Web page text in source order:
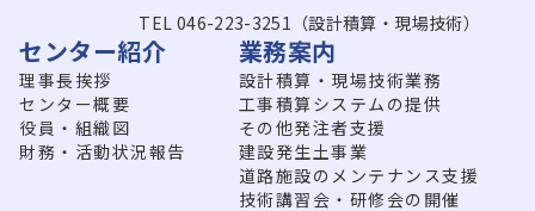
TEL 046-223-3251（設計積算・現場技術）
センター紹介
理事長挨拶
センター概要
役員・組織図
財務・活動状況報告
業務案内
設計積算・現場技術業務
工事積算システムの提供
その他発注者支援
建設発生土事業
道路施設のメンテナンス支援
技術講習会・研修会の開催